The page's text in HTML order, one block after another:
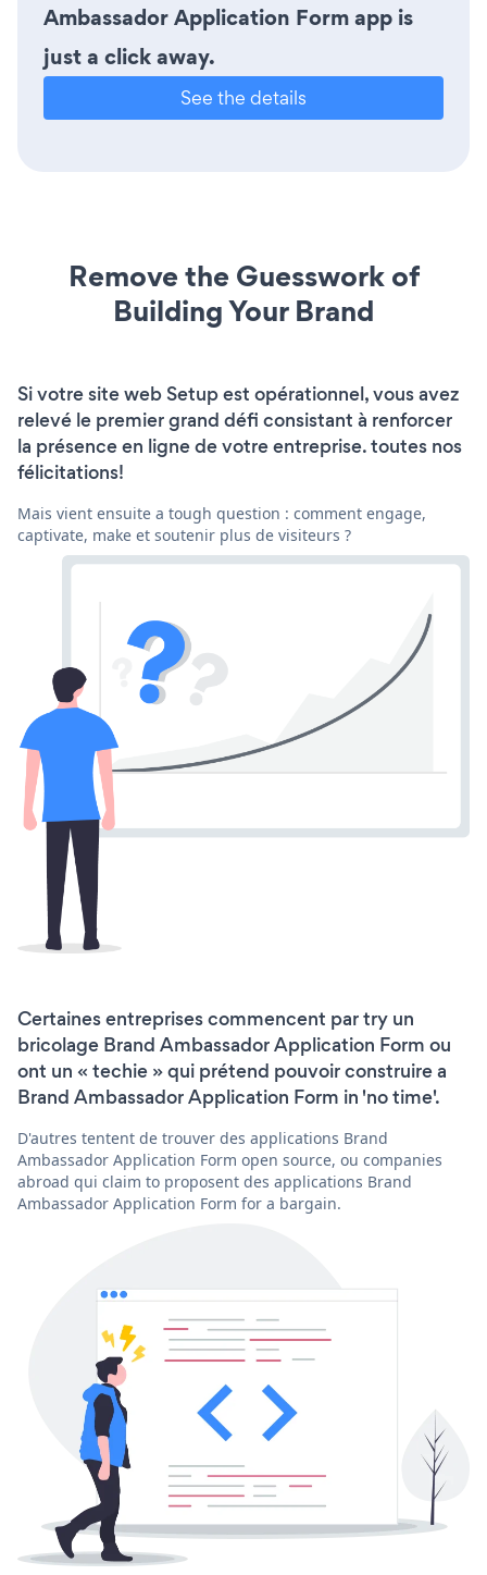
Ambassador Application Form app is
just a click away.
See the details
Remove the Guesswork of
Building Your Brand
Si votre site web Setup est opérationnel, vous avez
relevé le premier grand défi consistant à renforcer
la présence en ligne de votre entreprise. toutes nos
félicitations!
Mais vient ensuite a tough question : comment engage,
captivate, make et soutenir plus de visiteurs ?
Certaines entreprises commencent par try un
bricolage Brand Ambassador Application Form ou
ont un « techie » qui prétend pouvoir construire a
Brand Ambassador Application Form in 'no time'.
D'autres tentent de trouver des applications Brand
Ambassador Application Form open source, ou companies
abroad qui claim to proposent des applications Brand
Ambassador Application Form for a bargain.